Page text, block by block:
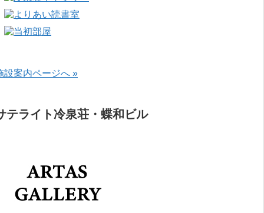
設案内ページへ »
テライト冷泉荘・蝶和ビル